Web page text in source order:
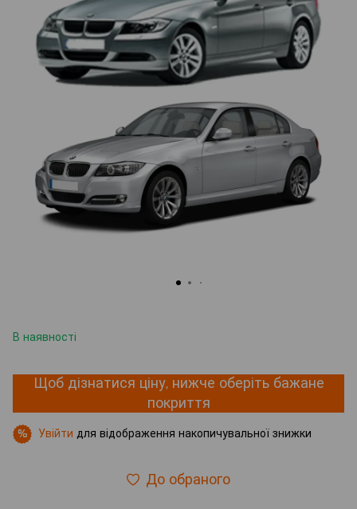
В наявності
Щоб дізнатися ціну, нижче оберіть бажане
покриття
% Увійти для відображення накопичувальної знижки
До обраного